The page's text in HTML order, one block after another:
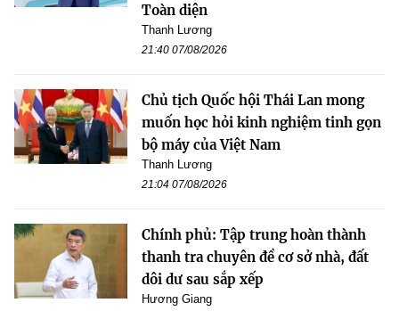
Toàn diện
Thanh Lương
21:40 07/08/2026
Chủ tịch Quốc hội Thái Lan mong
muốn học hỏi kinh nghiệm tinh gọn
bộ máy của Việt Nam
Thanh Lương
21:04 07/08/2026
Chính phủ: Tập trung hoàn thành
thanh tra chuyên đề cơ sở nhà, đất
dôi dư sau sắp xếp
Hương Giang